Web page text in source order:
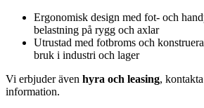
Ergonomisk design med fot- och
belastning på rygg och axlar
Utrustad med fotbroms och
bruk i industri och lager
Vi erbjuder även hyra och leasing,
information.